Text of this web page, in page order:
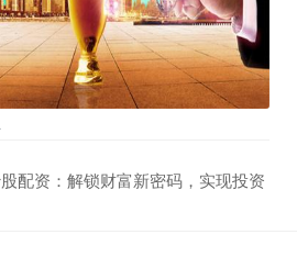
配资：解锁财富新密码，实现投资